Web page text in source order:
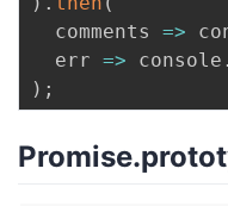
comments
=>
err => console .
) ;